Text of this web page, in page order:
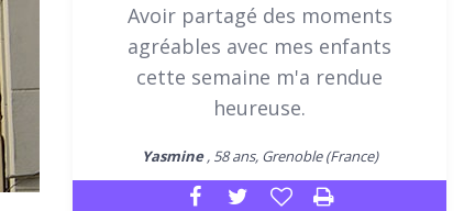
Avoir partagé des moments
agréables avec mes enfants
cette semaine m'a rendue
heureuse.
Yasmine, 58 ans, Grenoble (France)